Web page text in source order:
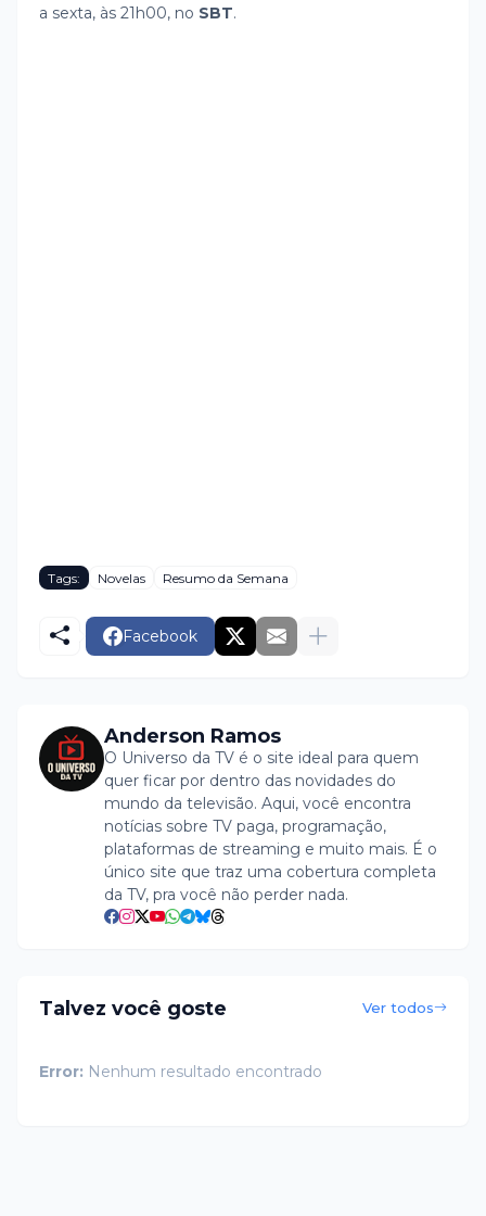
a sexta, às 21h00, no SBT.
Tags: Novelas Resumo da Semana
Facebook
Anderson Ramos
O Universo da TV é o site ideal para quem
quer ficar por dentro das novidades do
mundo da televisão. Aqui, você encontra
notícias sobre TV paga, programação,
plataformas de streaming e muito mais. É o
único site que traz uma cobertura completa
da TV, pra você não perder nada.
Talvez você goste Ver todos
Error: Nenhum resultado encontrado